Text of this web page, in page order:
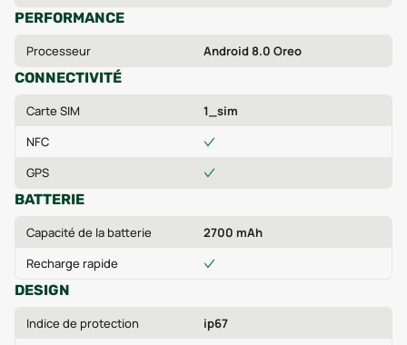
PERFORMANCE
Processeur Android 8.0 Oreo
CONNECTIVITÉ
Carte SIM
1_sim
NFC
GPS
BATTERIE
Capacité de la batterie
2700 mAh
Recharge rapide
DESIGN
Indice de protection
ip67